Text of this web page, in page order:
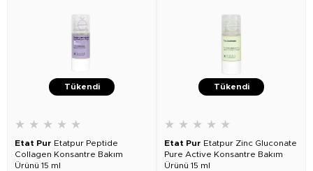
Tükendi
★ ★ ★ ★ ★
Etat Pur Etatpur Peptide
Collagen Konsantre Bakım
Ürünü 15 ml
Tükendi
★ ★ ★ ★ ★
Etat Pur Etatpur Zinc Gluconate
Pure Active Konsantre Bakım
Ürünü 15 ml